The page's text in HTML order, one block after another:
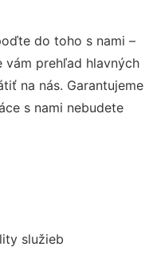
do toho s nami –
vám prehľad hlavných
na nás. Garantujeme
s nami nebudete
služieb